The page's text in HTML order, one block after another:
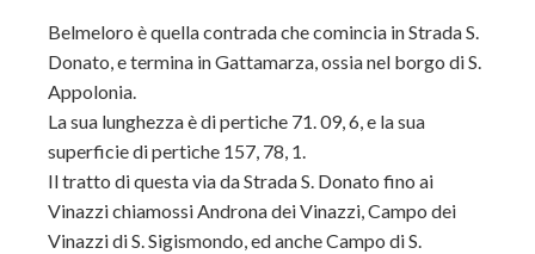
Belmeloro è quella contrada che comincia in Strada S.
Donato, e termina in Gattamarza, ossia nel borgo di S.
Appolonia.
La sua lunghezza è di pertiche 71. 09, 6, e la sua
superficie di pertiche 157, 78, 1.
Il tratto di questa via da Strada S. Donato fino ai
Vinazzi chiamossi Androna dei Vinazzi, Campo dei
Vinazzi di S. Sigismondo, ed anche Campo di S.